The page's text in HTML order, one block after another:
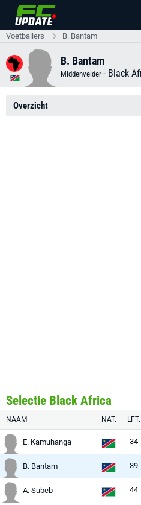
Voetballers B. Bantam
B. Bantam
Middenvelder - Black
Overzicht
Selectie Black Africa
NAAM NAT. LFT.
E. Kamuhanga 34
B. Bantam 39
A. Subeb 44